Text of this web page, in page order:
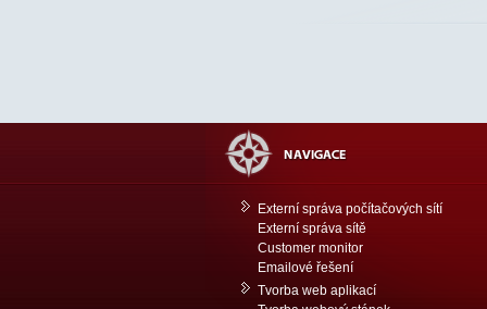
Externí správa počítačových sítí
Externí správa sítě
Customer monitor
Emailové řešení
Tvorba web aplikací